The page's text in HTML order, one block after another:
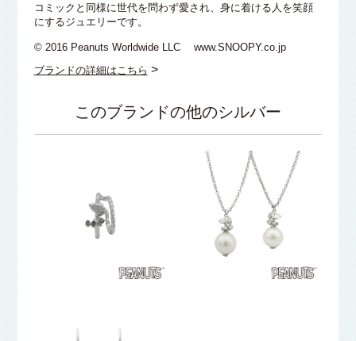
コミックと同様に世代を問わず愛され、身に着ける人を笑顔
にするジュエリーです。
© 2016 Peanuts Worldwide LLC www.SNOOPY.co.jp
ブランドの詳細はこちら >
このブランドの他のシルバー